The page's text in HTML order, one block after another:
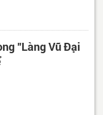
"Làng Vũ Đại